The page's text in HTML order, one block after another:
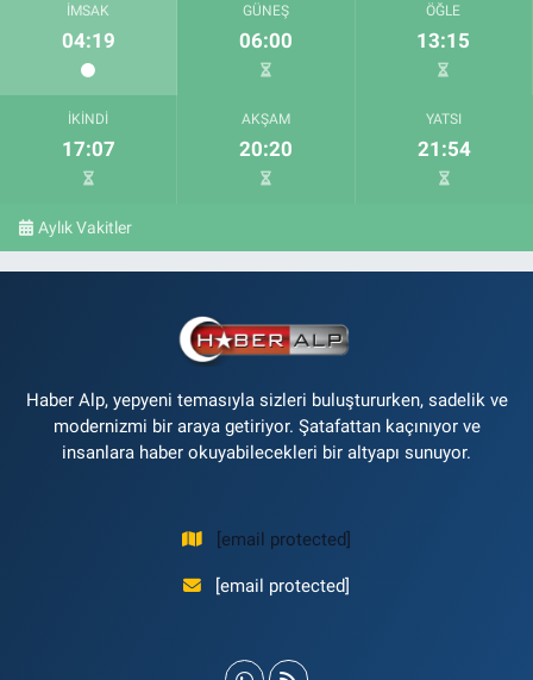
İMSAK
04:19
GÜNEŞ
06:00
ÖĞLE
13:15
İKINDI
17:07
AKŞAM
20:20
YATSI
21:54
Aylık Vakitler
Haber Alp, yepyeni temasıyla sizleri buluştururken, sadelik ve
modernizmi bir araya getiriyor. Şatafattan kaçınıyor ve
insanlara haber okuyabilecekleri bir altyapı sunuyor.
[email protected]
[email protected]